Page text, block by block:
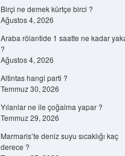
Birçi ne demek kürtçe birci ?
Ağustos 4, 2026
Araba rölantide 1 saatte ne kadar
?
Ağustos 4, 2026
Altintas hangi parti ?
Temmuz 30, 2026
Yılanlar ne ile çoğalma yapar ?
Temmuz 29, 2026
Marmaris’te deniz suyu sıcaklığı kaç
derece ?